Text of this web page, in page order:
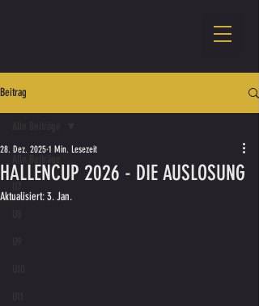
Beitrag
HALLENCUP 2026 - DIE AUSLOSUNG
28. Dez. 2025 1 Min. Lesezeit
Aktualisiert:3. Jan.